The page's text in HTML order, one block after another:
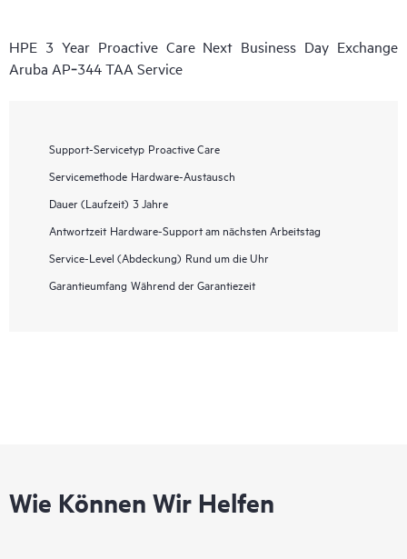
HPE 3 Year Proactive Care Next Business Day Exchange
Aruba AP‑344 TAA Service
Support-Servicetyp Proactive Care
Servicemethode Hardware-Austausch
Dauer (Laufzeit) 3 Jahre
Antwortzeit Hardware-Support am nächsten Arbeitstag
Service-Level (Abdeckung) Rund um die Uhr
Garantieumfang Während der Garantiezeit
Wie Können Wir Helfen